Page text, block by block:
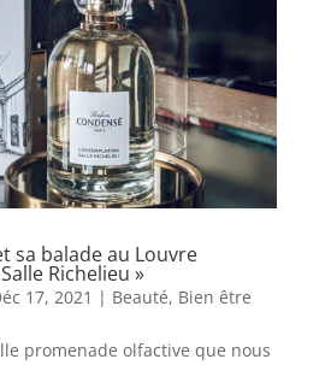
sa balade au Louvre
Richelieu »
17, 2021 | Beauté, Bien être
promenade olfactive que nous